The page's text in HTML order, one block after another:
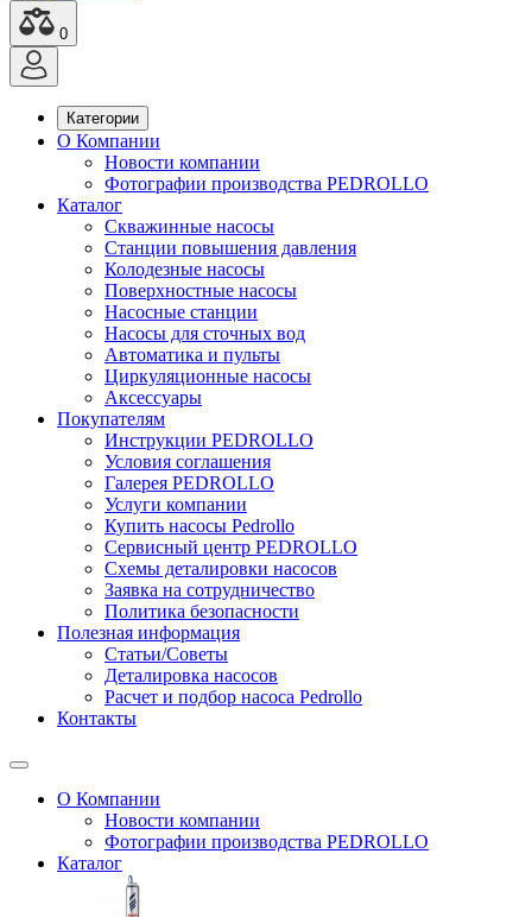
0
Категории
О Компании
Новости компании
Фотографии производства PEDROLLO
Каталог
Скважинные насосы
Станции повышения давления
Колодезные насосы
Поверхностные насосы
Насосные станции
Насосы для сточных вод
Автоматика и пульты
Циркуляционные насосы
Аксессуары
Покупателям
Инструкции PEDROLLO
Условия соглашения
Галерея PEDROLLO
Услуги компании
Купить насосы Pedrollo
Сервисный центр PEDROLLO
Схемы деталировки насосов
Заявка на сотрудничество
Политика безопасности
Полезная информация
Статьи/Советы
Деталировка насосов
Расчет и подбор насоса Pedrollo
Контакты
О Компании
Новости компании
Фотографии производства PEDROLLO
Каталог